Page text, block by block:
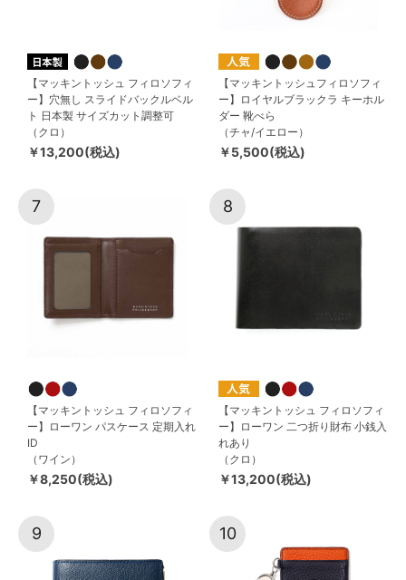
【マッキントッシュ フィロソフィ
ー】穴無し スライドバックルベル
ト 日本製 サイズカット調整可
（クロ）
￥13,200(税込)
【マッキントッシュフィロソフィ
ー】ロイヤルブラックラ キーホル
ダー 靴べら
（チャ/イエロー）
￥5,500(税込)
7
【マッキントッシュ フィロソフィ
ー】ローワン パスケース 定期入れ
ID
（ワイン）
￥8,250(税込)
8
【マッキントッシュ フィロソフィ
ー】ローワン 二つ折り財布 小銭入
れあり
（クロ）
￥13,200(税込)
9 10